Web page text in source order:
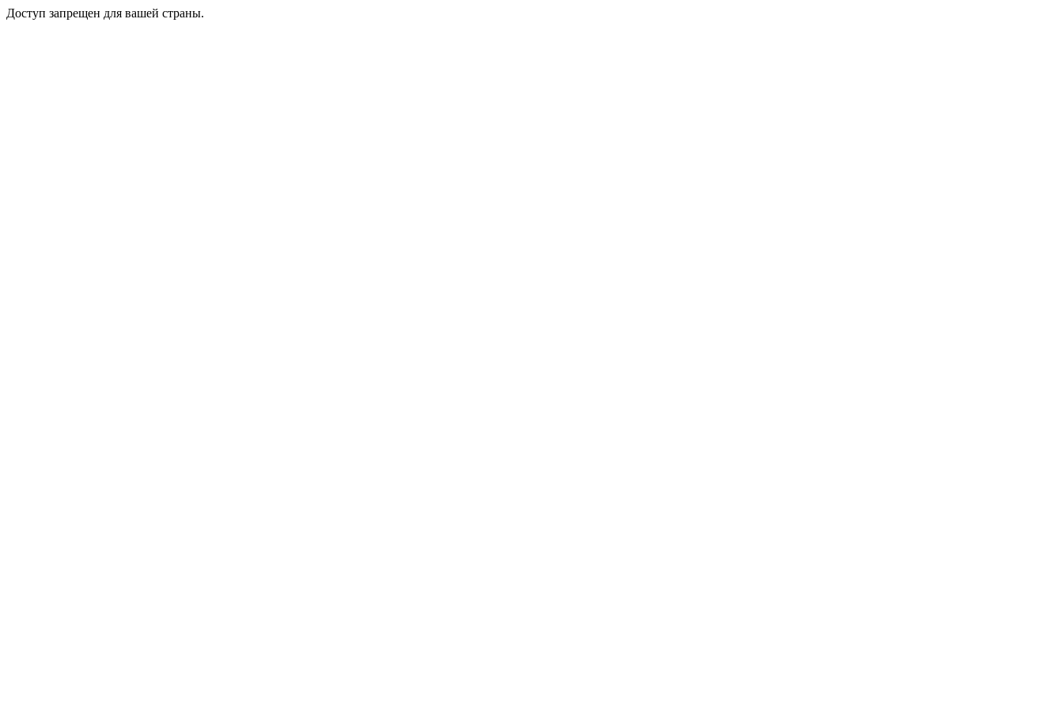
Доступ запрещен для вашей страны.